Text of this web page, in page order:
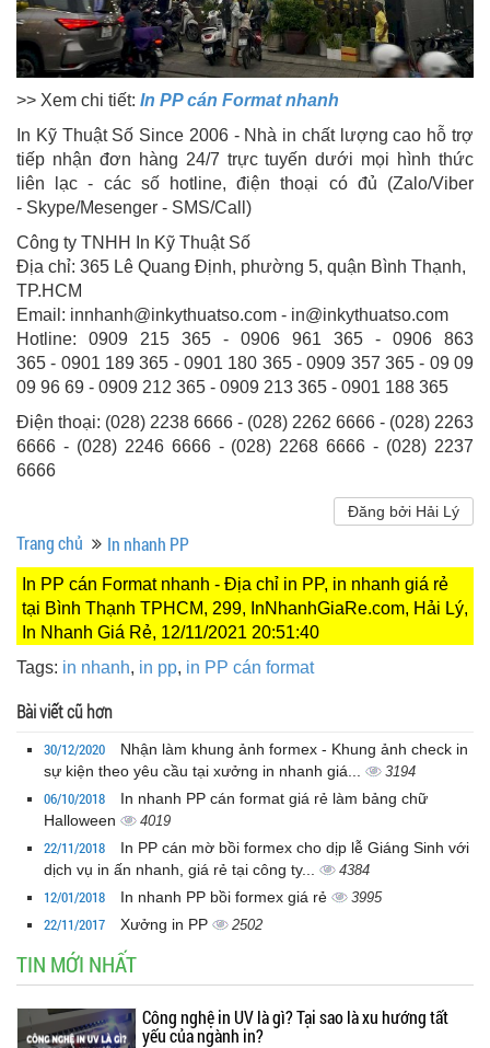
>> Xem chi tiết: In PP cán Format nhanh
In Kỹ Thuật Số Since 2006 - Nhà in chất lượng cao hỗ trợ
tiếp nhận đơn hàng 24/7 trực tuyến dưới mọi hình thức
liên lạc - các số hotline, điện thoại có đủ (Zalo/Viber
- Skype/Mesenger - SMS/Call)
Công ty TNHH In Kỹ Thuật Số
Địa chỉ: 365 Lê Quang Định, phường 5, quận Bình Thạnh,
TP.HCM
Email: innhanh@inkythuatso.com - in@inkythuatso.com
Hotline: 0909 215 365 - 0906 961 365 - 0906 863
365 - 0901 189 365 - 0901 180 365 - 0909 357 365 - 09 09
09 96 69 - 0909 212 365 - 0909 213 365 - 0901 188 365
Điện thoại: (028) 2238 6666 - (028) 2262 6666 - (028) 2263
6666 - (028) 2246 6666 - (028) 2268 6666 - (028) 2237
6666
Đăng bởi Hải Lý
Trang chủ In nhanh PP
In PP cán Format nhanh - Địa chỉ in PP, in nhanh giá rẻ
tại Bình Thạnh TPHCM, 299, InNhanhGiaRe.com, Hải Lý,
In Nhanh Giá Rẻ, 12/11/2021 20:51:40
Tags: in nhanh, in pp, in PP cán format
Bài viết cũ hơn
30/12/2020
Nhận làm khung ảnh formex - Khung ảnh check in
sự kiện theo yêu cầu tại xưởng in nhanh giá...
3194
06/10/2018
In nhanh PP cán format giá rẻ làm bảng chữ
Halloween
4019
22/11/2018
In PP cán mờ bồi formex cho dịp lễ Giáng Sinh với
dịch vụ in ấn nhanh, giá rẻ tại công ty...
4384
12/01/2018 In nhanh PP bồi formex giá rẻ 3995
22/11/2017 Xưởng in PP 2502
TIN MỚI NHẤT
Công nghệ in UV là gì? Tại sao là xu hướng tất
yếu của ngành in?